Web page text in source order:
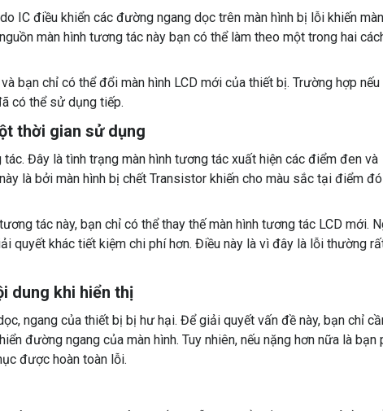
IC điều khiển các đường ngang dọc trên màn hình bị lỗi khiến màn
màn hình tương tác này bạn có thể làm theo một trong hai
bạn chỉ có thể đổi màn hình LCD mới của thiết bị. Trường hợp nếu
có thể sử dụng tiếp.
thời gian sử dụng
Đây là tình trạng màn hình tương tác xuất hiện các điểm đen và
là bởi màn hình bị chết Transistor khiến cho màu sắc tại điểm đó
tác này, bạn chỉ có thể thay thế màn hình tương tác LCD mới.
quyết khác tiết kiệm chi phí hơn. Điều này là vì đây là lỗi thường
dung khi hiển thị
ngang của thiết bị bị hư hại. Để giải quyết vấn đề này, bạn chỉ
đường ngang của màn hình. Tuy nhiên, nếu nặng hơn nữa là bạn
được hoàn toàn lỗi.